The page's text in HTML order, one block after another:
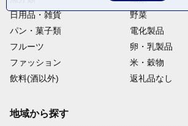
日用品・雑貨
野菜
パン・菓子類
電化製品
フルーツ
卵・乳製品
ファッション
米・穀物
飲料(酒以外)
返礼品なし
地域から探す